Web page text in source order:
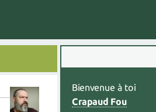
Bienvenue à toi
Crapaud Fou